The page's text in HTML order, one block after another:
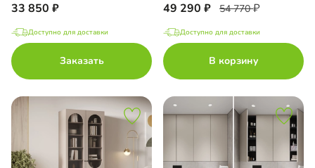
33 850
Доступно для доставки
Заказать
49 290 54 770
Доступно для доставки
В корзину